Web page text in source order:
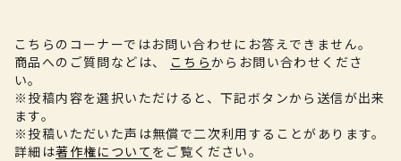
こちらのコーナーではお問い合わせにお答えできません。
商品へのご質問などは、
こちらからお問い合わせくださ
い。
※投稿内容を選択いただけると、下記ボタンから送信が出来
ます。
※投稿いただいた声は無償で二次利用することがあります。
詳細は著作権について をご覧ください。